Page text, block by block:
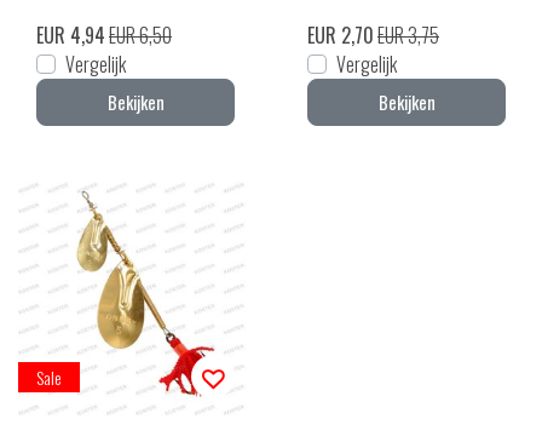
EUR 4,94EUR 6,50
Vergelijk
Bekijken
EUR 2,70EUR 3,75
Vergelijk
Bekijken
Sale